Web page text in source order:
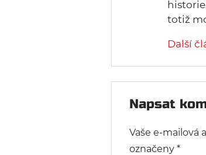
totiž
Další
Napsat
Vaše e-mailová
označeny *